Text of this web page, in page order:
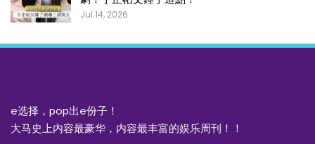
Jul 14, 2026
e选择，pop出e份子！
大马史上内容最豪华，内容最丰富的娱乐周刊！！